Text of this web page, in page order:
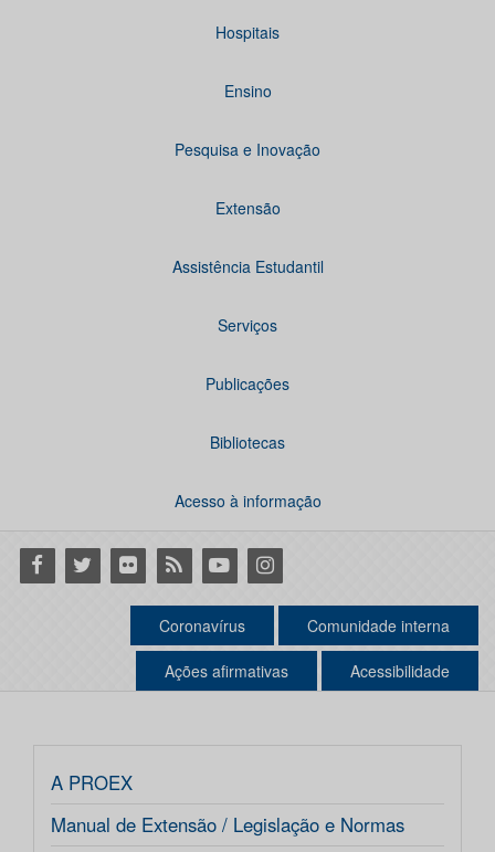
Hospitais
Ensino
Pesquisa e Inovação
Extensão
Assistência Estudantil
Serviços
Publicações
Bibliotecas
Acesso à informação
Facebook
Twitter Flickr RSS YoutubeInstagram
Coronavírus Comunidade interna
Ações afirmativas Acessibilidade
A PROEX
Manual de Extensão / Legislação e Normas